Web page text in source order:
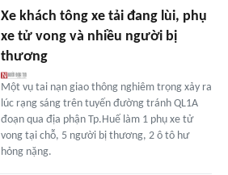
Xe khách tông xe tải đang lùi, phụ
xe tử vong và nhiều người bị
thương
Một vụ tai nạn giao thông nghiêm trọng xảy ra
lúc rạng sáng trên tuyến đường tránh QL1A
đoạn qua địa phận Tp.Huế làm 1 phụ xe tử
vong tại chỗ, 5 người bị thương, 2 ô tô hư
hỏng nặng.